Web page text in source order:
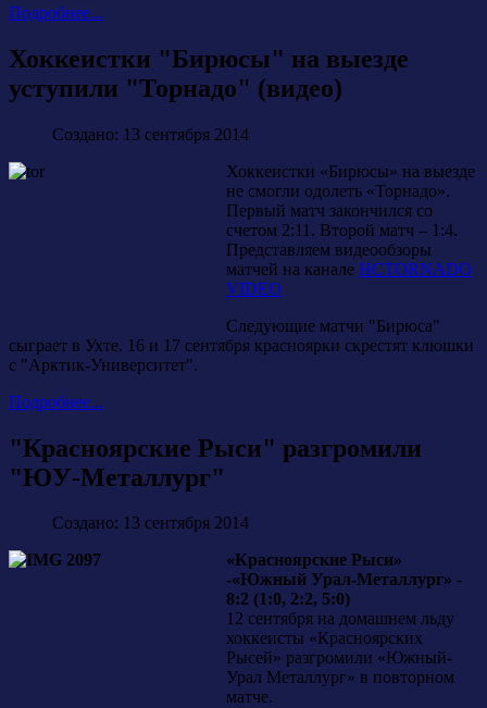
Подробнее...
Хоккеистки "Бирюсы" на выезде
уступили "Торнадо" (видео)
Создано: 13 сентября 2014
Хоккеистки «Бирюсы» на выезде
не смогли одолеть «Торнадо».
Первый матч закончился со
счетом 2:11. Второй матч – 1:4.
Представляем видеообзоры
матчей на канале HCTORNADO
VIDEO
Следующие матчи "Бирюса"
сыграет в Ухте. 16 и 17 сентября красноярки скрестят клюшки
с "Арктик-Университет".
Подробнее...
"Красноярские Рыси" разгромили
"ЮУ-Металлург"
Создано: 13 сентября 2014
«Красноярские Рыси»
-«Южный Урал-Металлург» -
8:2 (1:0, 2:2, 5:0)
12 сентября на домашнем льду
хоккеисты «Красноярских
Рысей» разгромили «Южный-
Урал Металлург» в повторном
матче.